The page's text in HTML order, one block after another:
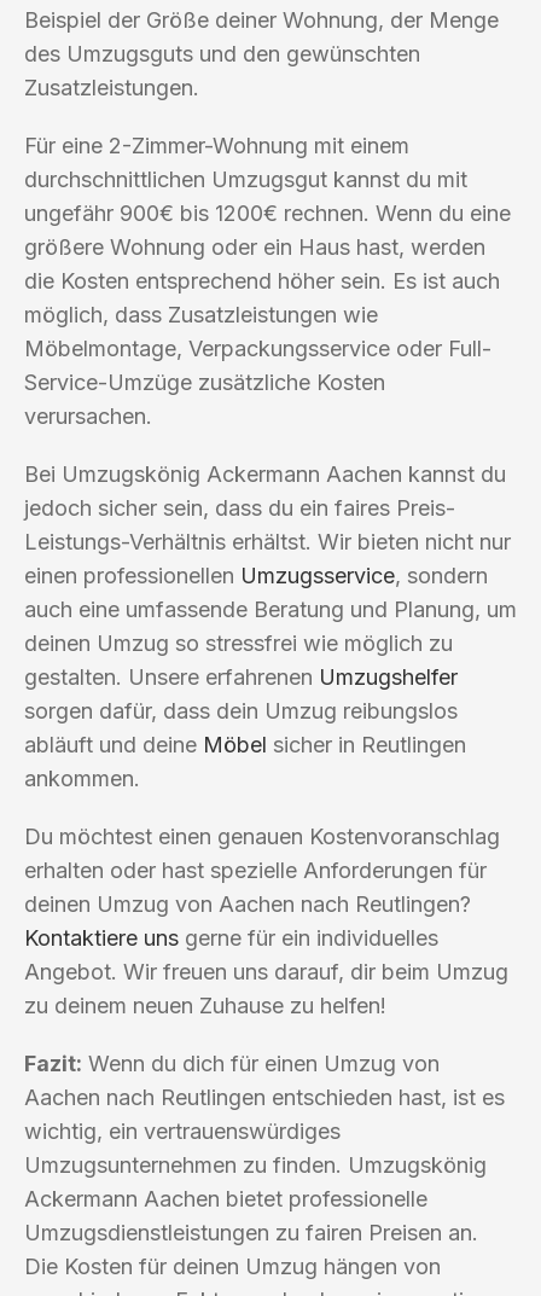
Beispiel der Größe deiner Wohnung, der Menge
des Umzugsguts und den gewünschten
Zusatzleistungen.
Für eine 2-Zimmer-Wohnung mit einem
durchschnittlichen Umzugsgut kannst du mit
ungefähr 900€ bis 1200€ rechnen. Wenn du eine
größere Wohnung oder ein Haus hast, werden
die Kosten entsprechend höher sein. Es ist auch
möglich, dass Zusatzleistungen wie
Möbelmontage, Verpackungsservice oder Full-
Service-Umzüge zusätzliche Kosten
verursachen.
Bei Umzugskönig Ackermann Aachen kannst du
jedoch sicher sein, dass du ein faires Preis-
Leistungs-Verhältnis erhältst. Wir bieten nicht nur
einen professionellen Umzugsservice, sondern
auch eine umfassende Beratung und Planung, um
deinen Umzug so stressfrei wie möglich zu
gestalten. Unsere erfahrenen Umzugshelfer
sorgen dafür, dass dein Umzug reibungslos
abläuft und deine Möbel sicher in Reutlingen
ankommen.
Du möchtest einen genauen Kostenvoranschlag
erhalten oder hast spezielle Anforderungen für
deinen Umzug von Aachen nach Reutlingen?
Kontaktiere uns gerne für ein individuelles
Angebot. Wir freuen uns darauf, dir beim Umzug
zu deinem neuen Zuhause zu helfen!
Fazit: Wenn du dich für einen Umzug von
Aachen nach Reutlingen entschieden hast, ist es
wichtig, ein vertrauenswürdiges
Umzugsunternehmen zu finden. Umzugskönig
Ackermann Aachen bietet professionelle
Umzugsdienstleistungen zu fairen Preisen an.
Die Kosten für deinen Umzug hängen von